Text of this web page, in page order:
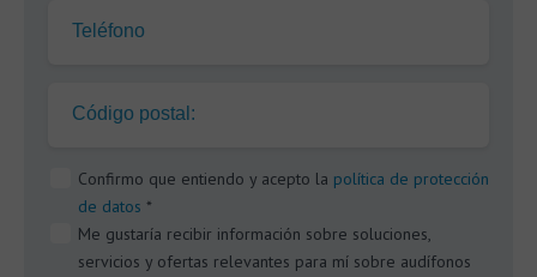
Teléfono
Código postal:
Confirmo que entiendo y acepto la política de protección
de datos *
Me gustaría recibir información sobre soluciones,
servicios y ofertas relevantes para mí sobre audífonos